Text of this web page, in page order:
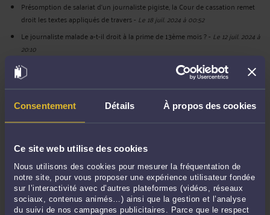
Consentement Détails À propos des cookies
Ce site web utilise des cookies
Nous utilisons des cookies pour mesurer la fréquentation de
notre site, pour vous proposer une expérience utilisateur fondée
sur l’interactivité avec d’autres plateformes (vidéos, réseaux
sociaux, contenus animés…) ainsi que la gestion et l’analyse
du suivi de nos campagnes publicitaires. Parce que le respect
Présomption de salariat d'un journaliste pigiste, la Cour de cassation remet
droit les textes appliqués de travers- Le 18 juil. 2024 à 00:52
Le journaliste malade a-t-il droit à la prime de 13ème mois ?- Le 12 juil. 2024 à
20:10
Dans quel délai un journaliste peut-il engager une action judiciaire en
requalification d'une relation contractuelle en un contrat de travail ?
Le 8
déc. 2022 à 21:57
Licenciement des journalistes employés par des agences de presse. La Cour
de cassation fait "une marche arrière toute".-Le 9 oct. 2020 à 19:00
pour la Cour de cassation, un salarié (quasiment) sans droit
à 18:31
Les juges du fond résistent à la jurisprudence de la Cour de cassation sur
l'indemnité de licenciement des journalistes employés par des agences de
presse- Le 24 janv. 2019 à 12:31